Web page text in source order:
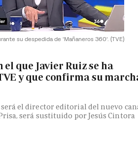
su despedida de 'Mañaneros 360'. (TVE)
que Javier Ruiz se ha
y que confirma su
el director editorial del nuevo
será sustituido por Jesús Cintora